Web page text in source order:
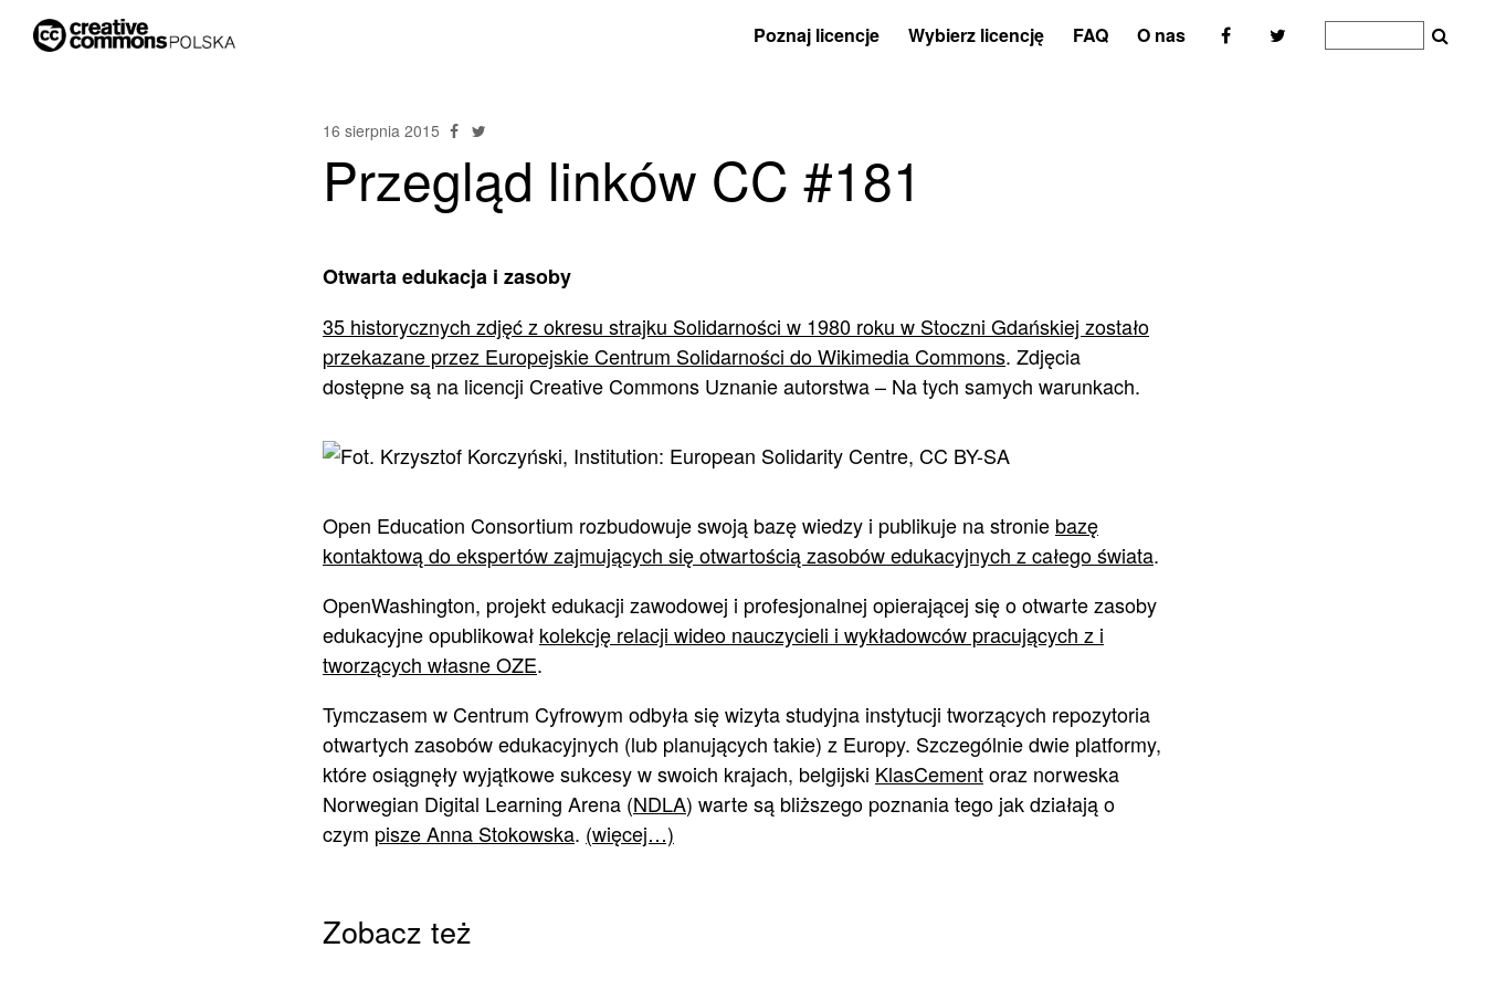
Poznaj licencje Wybierz licencję FAQ O nas
16 sierpnia 2015
Przegląd linków CC #181
Otwarta edukacja i zasoby
35 historycznych zdjęć z okresu strajku Solidarności w 1980 roku w Stoczni Gdańskiej zostało
przekazane przez Europejskie Centrum Solidarności do Wikimedia Commons. Zdjęcia
dostępne są na licencji Creative Commons Uznanie autorstwa – Na tych samych warunkach.
Open Education Consortium rozbudowuje swoją bazę wiedzy i publikuje na stronie bazę
kontaktową do ekspertów zajmujących się otwartością zasobów edukacyjnych z całego świata.
OpenWashington, projekt edukacji zawodowej i profesjonalnej opierającej się o otwarte zasoby
edukacyjne opublikował kolekcję relacji wideo nauczycieli i wykładowców pracujących z i
tworzących własne OZE.
Tymczasem w Centrum Cyfrowym odbyła się wizyta studyjna instytucji tworzących repozytoria
otwartych zasobów edukacyjnych (lub planujących takie) z Europy. Szczególnie dwie platformy,
które osiągnęły wyjątkowe sukcesy w swoich krajach, belgijski KlasCementoraz norweska
Norwegian Digital Learning Arena (NDLA) warte są bliższego poznania tego jak działają o
czym pisze Anna Stokowska. (więcej…)
Zobacz też